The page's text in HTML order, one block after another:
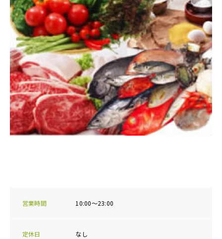
営業時間 10:00～23:00
定休日 なし